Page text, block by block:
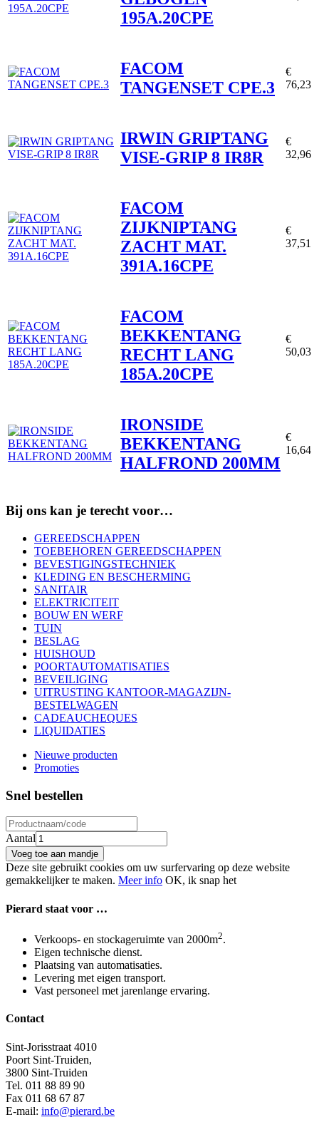
195A.20CPE
FACOM
TANGENSET CPE.3
€
76,23
IRWIN GRIPTANG
VISE-GRIP 8 IR8R
€
32,96
FACOM
ZIJKNIPTANG
ZACHT MAT.
391A.16CPE
€
37,51
FACOM
BEKKENTANG
RECHT LANG
185A.20CPE
€
50,03
IRONSIDE
BEKKENTANG
HALFROND 200MM
€
16,64
Bij ons kan je terecht voor…
GEREEDSCHAPPEN
TOEBEHOREN GEREEDSCHAPPEN
BEVESTIGINGSTECHNIEK
KLEDING EN BESCHERMING
SANITAIR
ELEKTRICITEIT
BOUW EN WERF
TUIN
BESLAG
HUISHOUD
POORTAUTOMATISATIES
BEVEILIGING
UITRUSTING KANTOOR-MAGAZIJN-
BESTELWAGEN
CADEAUCHEQUES
LIQUIDATIES
Nieuwe producten
Promoties
Snel bestellen
Aantal
Voeg toe aan mandje
Deze site gebruikt cookies om uw surfervaring op deze website
gemakkelijker te maken. Meer info OK, ik snap het
Pierard staat voor …
Verkoops- en stockageruimte van 2000m2.
Eigen technische dienst.
Plaatsing van automatisaties.
Levering met eigen transport.
Vast personeel met jarenlange ervaring.
Contact
Sint-Jorisstraat 4010
Poort Sint-Truiden,
3800 Sint-Truiden
Tel. 011 88 89 90
Fax 011 68 67 87
E-mail: info@pierard.be